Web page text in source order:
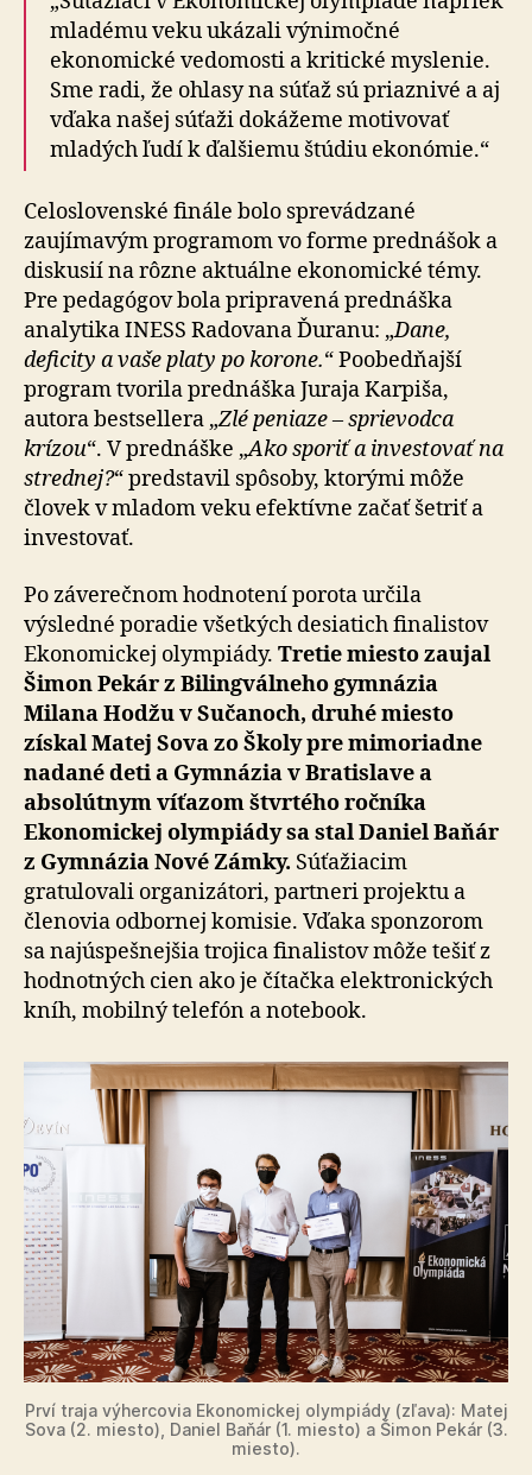
mladému veku ukázali výnimočné
ekonomické vedomosti a kritické myslenie.
Sme radi, že ohlasy na súťaž sú priaznivé a aj
vďaka našej súťaži dokážeme motivovať
mladých ľudí k ďalšiemu štúdiu ekonómie.“
Celoslovenské finále bolo sprevádzané
zaujímavým programom vo forme prednášok a
diskusií na rôzne aktuálne ekonomické témy.
Pre pedagógov bola pripravená prednáška
analytika INESS Radovana Ďuranu: „Dane,
deficity a vaše platy po korone.“ Poobedňajší
program tvorila prednáška Juraja Karpiša,
autora bestsellera „Zlé peniaze – sprievodca
krízou“. V prednáške „Ako sporiť a investovať na
strednej?“ predstavil spôsoby, ktorými môže
človek v mladom veku efektívne začať šetriť a
investovať.
Po záverečnom hodnotení porota určila
výsledné poradie všetkých desiatich finalistov
Ekonomickej olympiády. Tretie miesto zaujal
Šimon Pekár z Bilingválneho gymnázia
Milana Hodžu v Sučanoch, druhé miesto
získal Matej Sova zo Školy pre mimoriadne
nadané deti a Gymnázia v Bratislave a
absolútnym víťazom štvrtého ročníka
Ekonomickej olympiády sa stal Daniel Baňár
z Gymnázia Nové Zámky. Súťažiacim
gratulovali organizátori, partneri projektu a
členovia odbornej komisie. Vďaka sponzorom
sa najúspešnejšia trojica finalistov môže tešiť z
hodnotných cien ako je čítačka elektronických
kníh, mobilný telefón a notebook.
Prví traja výhercovia Ekonomickej olympiády (zľava): Matej
Sova (2. miesto), Daniel Baňár (1. miesto) a Šimon Pekár (3.
miesto).